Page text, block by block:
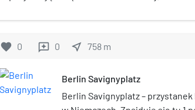
favorite 0 reviews 0 near_me 758 m
Berlin Savignyplatz
Berlin Savignyplatz –